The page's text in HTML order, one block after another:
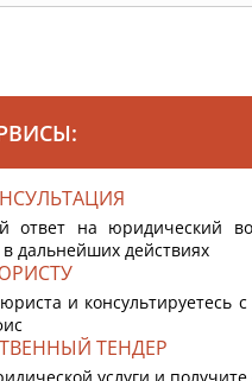
ответ на юридический
дальнейших действиях
и консультируетесь
ТЕНДЕР